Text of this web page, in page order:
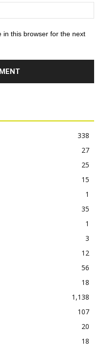
in this browser for the next
338
27
25
15
1
35
1
3
12
56
18
1,138
107
20
18